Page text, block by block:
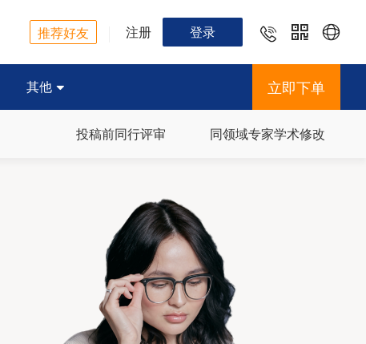
推荐好友 注册 登录  
其他  立即下单
投稿前同行评审 同领域专家学术修改